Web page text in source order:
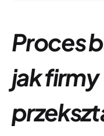
Proces
jak firmy